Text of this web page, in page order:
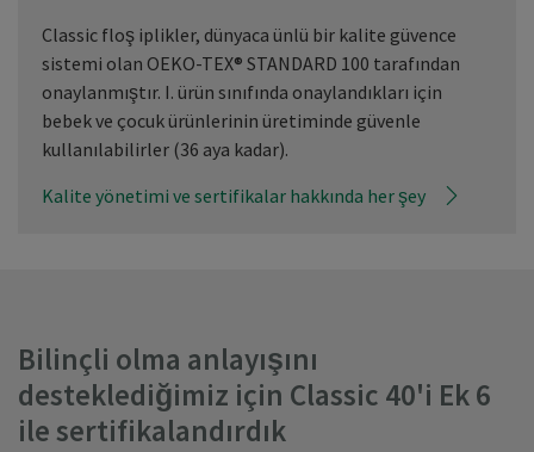
Classic floş iplikler, dünyaca ünlü bir kalite güvence
sistemi olan OEKO-TEX® STANDARD 100 tarafından
onaylanmıştır. I. ürün sınıfında onaylandıkları için
bebek ve çocuk ürünlerinin üretiminde güvenle
kullanılabilirler (36 aya kadar).
Kalite yönetimi ve sertifikalar hakkında her şey
Bilinçli olma anlayışını
desteklediğimiz için Classic 40'i Ek 6
ile sertifikalandırdık